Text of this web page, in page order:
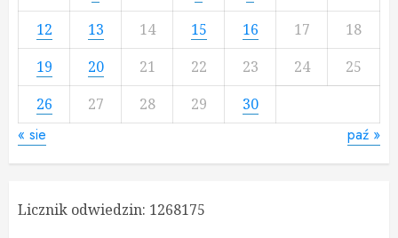
12
13 14 15 16 17
18
19
20 21 22 23 24
25
26
27 28 29 30
« sie paź »
Licznik odwiedzin: 1268175